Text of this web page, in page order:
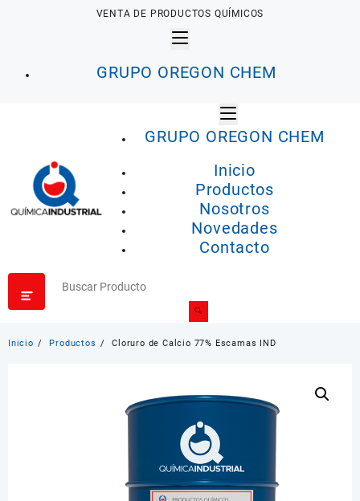
VENTA DE PRODUCTOS QUÍMICOS
GRUPO OREGON CHEM
GRUPO OREGON CHEM
Inicio
Productos
Nosotros
Novedades
Contacto
Inicio Productos Cloruro de Calcio 77% Escamas IND